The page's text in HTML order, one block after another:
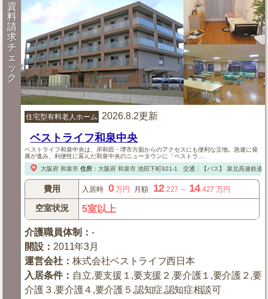
資
料
請
求
チ
ェ
ッ
ク
住宅型有料老人ホーム 2026.8.2更新
ベストライフ和泉中央
ベストライフ和泉中央は、岸和田・堺市方面からのアクセスにも便利な立地。急速に発
展が進み、利便性に富んだ和泉中央のニュータウンに「ベストラ...
大阪府 和泉市 住所： 大阪府 和泉市池田下町921-1 交通：【バス】 泉北高速鉄道
費用 入居時 0万円 月額 12.227 ～ 14.427 万円
空室状況 5室以上
介護職員体制 ：-
開設 ： 2011年3月
運営会社 ：株式会社ベストライフ西日本
入居条件： 自立,要支援１,要支援２,要介護１,要介護２,要
介護３,要介護４,要介護５,認知症,認知症相談可